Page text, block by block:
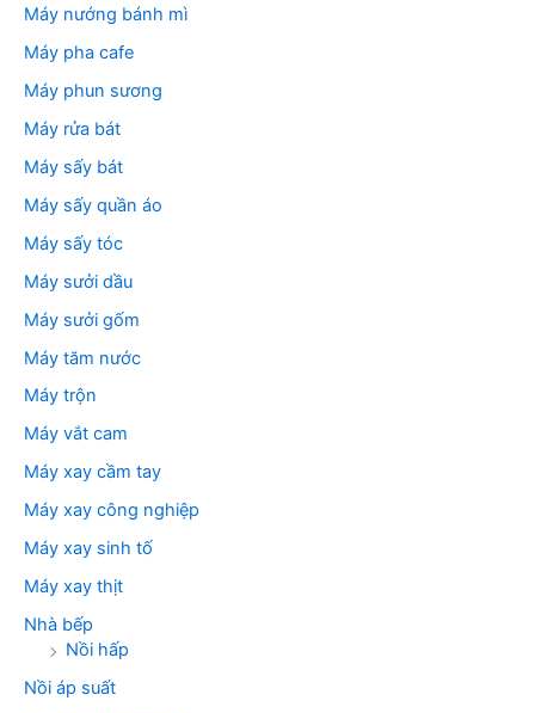
Máy nướng bánh mì
Máy pha cafe
Máy phun sương
Máy rửa bát
Máy sấy bát
Máy sấy quần áo
Máy sấy tóc
Máy sưởi dầu
Máy sưởi gốm
Máy tăm nước
Máy trộn
Máy vắt cam
Máy xay cầm tay
Máy xay công nghiệp
Máy xay sinh tố
Máy xay thịt
Nhà bếp
Nồi hấp
Nồi áp suất